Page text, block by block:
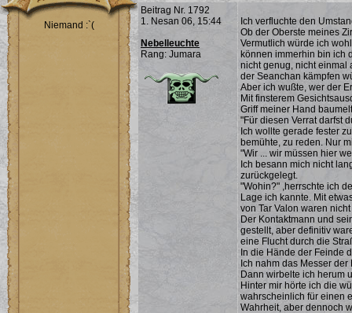
Niemand :`(
Beitrag Nr. 1792
1. Nesan 06, 15:44
Nebelleuchte
Rang: Jumara
Ich verfluchte den
Ob der Oberste meines
Vermutlich würde ich
können immerhin bin ich
nicht genug, nicht einmal
der Seanchan kämpfen
Aber ich wußte, wer der
Mit finsterem
Griff meiner Hand
"Für diesen Verrat darfst
Ich wollte gerade fester
bemühte, zu reden. Nur
"Wir ... wir müssen hier
Ich besann mich nicht
zurückgelegt.
"Wohin?" ,herrschte ich
Lage ich kannte. Mit
von Tar Valon waren
Der Kontaktmann und
gestellt, aber definitiv
eine Flucht durch die
In die Hände der Feinde
Ich nahm das Messer
Dann wirbelte ich herum
Hinter mir hörte ich die
wahrscheinlich für einen
Wahrheit, aber dennoch